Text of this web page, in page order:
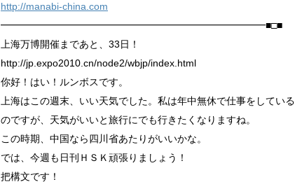
http://manabi-china.com
━━━━━━━━━━━━━━━━━━━━━━━━━━━■□■
上海万博開催まであと、33日！
http://jp.expo2010.cn/node2/wbjp/index.html
你好！はい！ルンボスです。
上海はこの週末、いい天気でした。私は年中無休で仕事をしている
のですが、天気がいいと旅行にでも行きたくなりますね。
この時期、中国なら四川省あたりがいいかな。
では、今週も日刊ＨＳＫ頑張りましょう！
把構文です！